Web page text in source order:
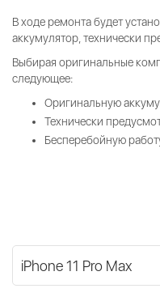
В ходе ремонта будет
аккумулятор, технически
Выбирая оригинальные
следующее:
Оригинальную
Технически
Бесперебойную